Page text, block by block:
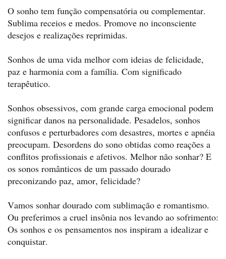
O sonho tem função compensatória ou complementar.
Sublima receios e medos. Promove no inconsciente
desejos e realizações reprimidas.
Sonhos de uma vida melhor com ideias de felicidade,
paz e harmonia com a família. Com significado
terapêutico.
Sonhos obsessivos, com grande carga emocional podem
significar danos na personalidade. Pesadelos, sonhos
confusos e perturbadores com desastres, mortes e apnéia
preocupam. Desordens do sono obtidas como reações a
conflitos profissionais e afetivos. Melhor não sonhar? E
os sonos românticos de um passado dourado
preconizando paz, amor, felicidade?
Vamos sonhar dourado com sublimação e romantismo.
Ou preferimos a cruel insônia nos levando ao sofrimento:
Os sonhos e os pensamentos nos inspiram a idealizar e
conquistar.